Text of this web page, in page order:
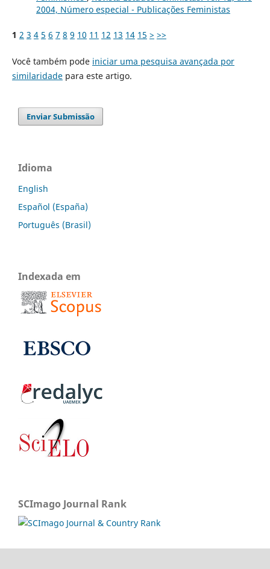
2004, Número especial - Publicações Feministas
1 2 3 4 5 6 7 8 9 10 11 12 13 14 15 > >>
Você também pode iniciar uma pesquisa avançada por
similaridadepara este artigo.
Enviar Submissão
Idioma
English
Español (España)
Português (Brasil)
Indexada em
SCImago Journal Rank